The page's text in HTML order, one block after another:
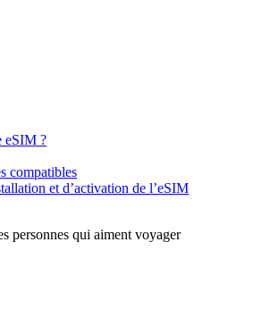
eSIM ?
compatibles
et d’activation de l’eSIM
personnes qui aiment voyager